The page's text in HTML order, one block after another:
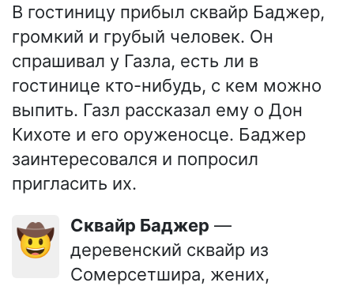
В гостиницу прибыл сквайр Баджер,
громкий и грубый человек. Он
спрашивал у Газла, есть ли в
гостинице кто-нибудь, с кем можно
выпить. Газл рассказал ему о Дон
Кихоте и его оруженосце. Баджер
заинтересовался и попросил
пригласить их.
🤠 Сквайр Баджер —
деревенский сквайр из
Сомерсетшира, жених,